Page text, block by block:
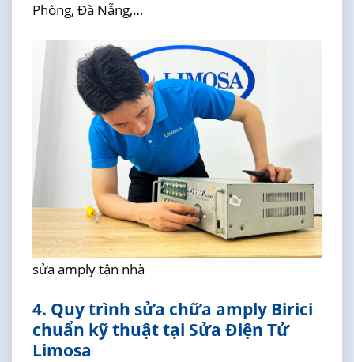
Phòng, Đà Nẵng,…
sửa amply tận nhà
4. Quy trình sửa chữa amply Birici
chuẩn kỹ thuật tại Sửa Điện Tử
Limosa